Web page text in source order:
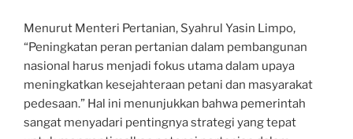
Menurut Menteri Pertanian, Syahrul Yasin Limpo,
“Peningkatan peran pertanian dalam pembangunan
nasional harus menjadi fokus utama dalam upaya
meningkatkan kesejahteraan petani dan masyarakat
pedesaan.” Hal ini menunjukkan bahwa pemerintah
sangat menyadari pentingnya strategi yang tepat